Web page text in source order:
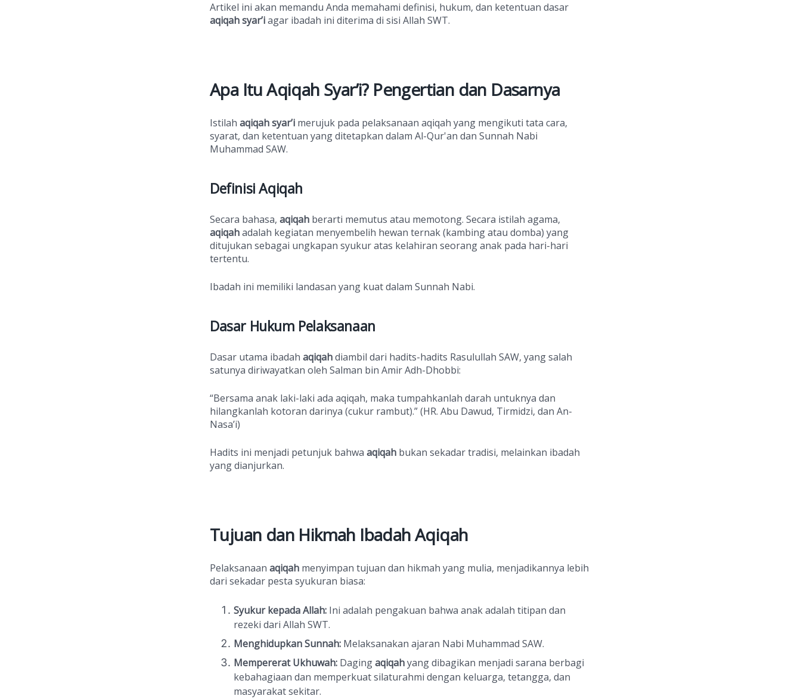
Artikel ini akan memandu Anda memahami definisi, hukum, dan ketentuan dasar
aqiqah syar’iagar ibadah ini diterima di sisi Allah SWT.
Apa Itu Aqiqah Syar’i? Pengertian dan Dasarnya
Istilah aqiqah syar’i merujuk pada pelaksanaan aqiqah yang mengikuti tata cara,
syarat, dan ketentuan yang ditetapkan dalam Al-Qur'an dan Sunnah Nabi
Muhammad SAW.
Definisi Aqiqah
Secara bahasa, aqiqah berarti memutus atau memotong. Secara istilah agama,
aqiqahadalah kegiatan menyembelih hewan ternak (kambing atau domba) yang
ditujukan sebagai ungkapan syukur atas kelahiran seorang anak pada hari-hari
tertentu.
Ibadah ini memiliki landasan yang kuat dalam Sunnah Nabi.
Dasar Hukum Pelaksanaan
Dasar utama ibadah aqiqahdiambil dari hadits-hadits Rasulullah SAW, yang salah
satunya diriwayatkan oleh Salman bin Amir Adh-Dhobbi:
“Bersama anak laki-laki ada aqiqah, maka tumpahkanlah darah untuknya dan
hilangkanlah kotoran darinya (cukur rambut).” (HR. Abu Dawud, Tirmidzi, dan An-
Nasa’i)
Hadits ini menjadi petunjuk bahwa aqiqah bukan sekadar tradisi, melainkan ibadah
yang dianjurkan.
Tujuan dan Hikmah Ibadah Aqiqah
Pelaksanaan aqiqah menyimpan tujuan dan hikmah yang mulia, menjadikannya lebih
dari sekadar pesta syukuran biasa:
Syukur kepada Allah: Ini adalah pengakuan bahwa anak adalah titipan dan
rezeki dari Allah SWT.
Menghidupkan Sunnah: Melaksanakan ajaran Nabi Muhammad SAW.
Mempererat Ukhuwah: Dagingaqiqahyang dibagikan menjadi sarana berbagi
kebahagiaan dan memperkuat silaturahmi dengan keluarga, tetangga, dan
masyarakat sekitar.